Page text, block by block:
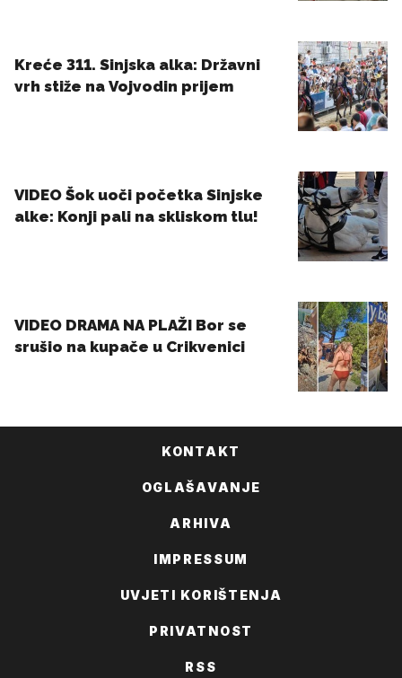
KONTAKT
OGLAŠAVANJE
ARHIVA
IMPRESSUM
UVJETI KORIŠTENJA
PRIVATNOST
RSS